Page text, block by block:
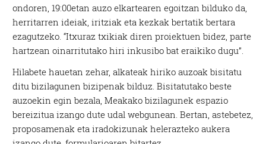
ondoren, 19:00etan auzo elkartearen egoitzan bilduko da,
herritarren ideiak, iritziak eta kezkak bertatik bertara
ezagutzeko. “Itxuraz txikiak diren proiektuen bidez, parte
hartzean oinarritutako hiri inkusibo bat eraikiko dugu”.
Hilabete hauetan zehar, alkateak hiriko auzoak bisitatu
ditu bizilagunen bizipenak bilduz. Bisitatutako beste
auzoekin egin bezala, Meakako bizilagunek espazio
bereizitua izango dute udal webgunean. Bertan, astebetez,
proposamenak eta iradokizunak helerazteko aukera